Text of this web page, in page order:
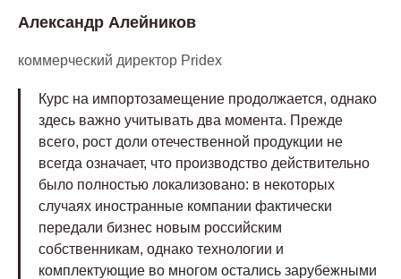
Александр Алейников
коммерческий директор Pridex
Курс на импортозамещение продолжается, однако
здесь важно учитывать два момента. Прежде
всего, рост доли отечественной продукции не
всегда означает, что производство действительно
было полностью локализовано: в некоторых
случаях иностранные компании фактически
передали бизнес новым российским
собственникам, однако технологии и
комплектующие во многом остались зарубежными